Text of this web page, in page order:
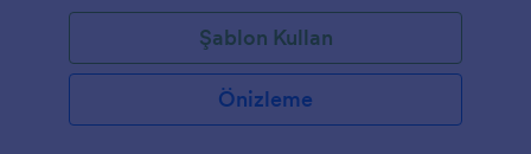
Şablon Kullan
Önizleme